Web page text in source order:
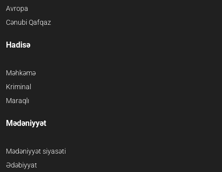
Avropa
Cənubi Qafqaz
Hadisə
Məhkəmə
Kriminal
Maraqlı
Mədəniyyət
Mədəniyyət siyasəti
Ədəbiyyat